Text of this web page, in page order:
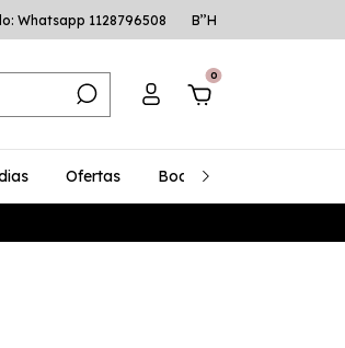
Whatsapp 1128796508 B’’H
0
Ofertas Bodys